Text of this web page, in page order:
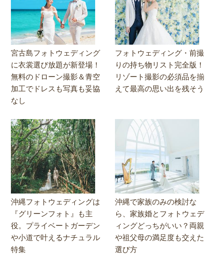
宮古島フォトウェディング
に衣裳選び放題が新登場！
無料のドローン撮影＆青空
加工でドレスも写真も妥協
なし
フォトウェディング・前撮
りの持ち物リスト完全版！
リゾート撮影の必須品を揃
えて最高の思い出を残そう
沖縄フォトウェディングは
『グリーンフォト』も主
役。プライベートガーデン
や小道で叶えるナチュラル
特集
沖縄で家族のみの検討な
ら、家族婚とフォトウェデ
ィングどっちがいい？両親
や祖父母の満足度も交えた
選び方